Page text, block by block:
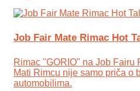
Job Fair Mate Rimac Hot
Rimac "GORIO" na Job Fairu
Mati Rimcu nije samo priča o
automobilima.